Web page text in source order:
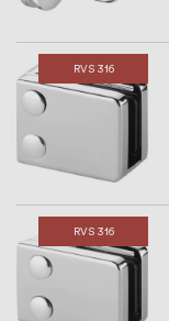
RVS 316
RVS 316